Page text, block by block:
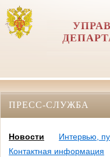
ПРЕСС-СЛУЖБА
Новости
Интервью,
Контактная информация